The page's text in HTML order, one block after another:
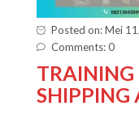
Posted on: Mei
Comments: 0
TRAINING
SHIPPING